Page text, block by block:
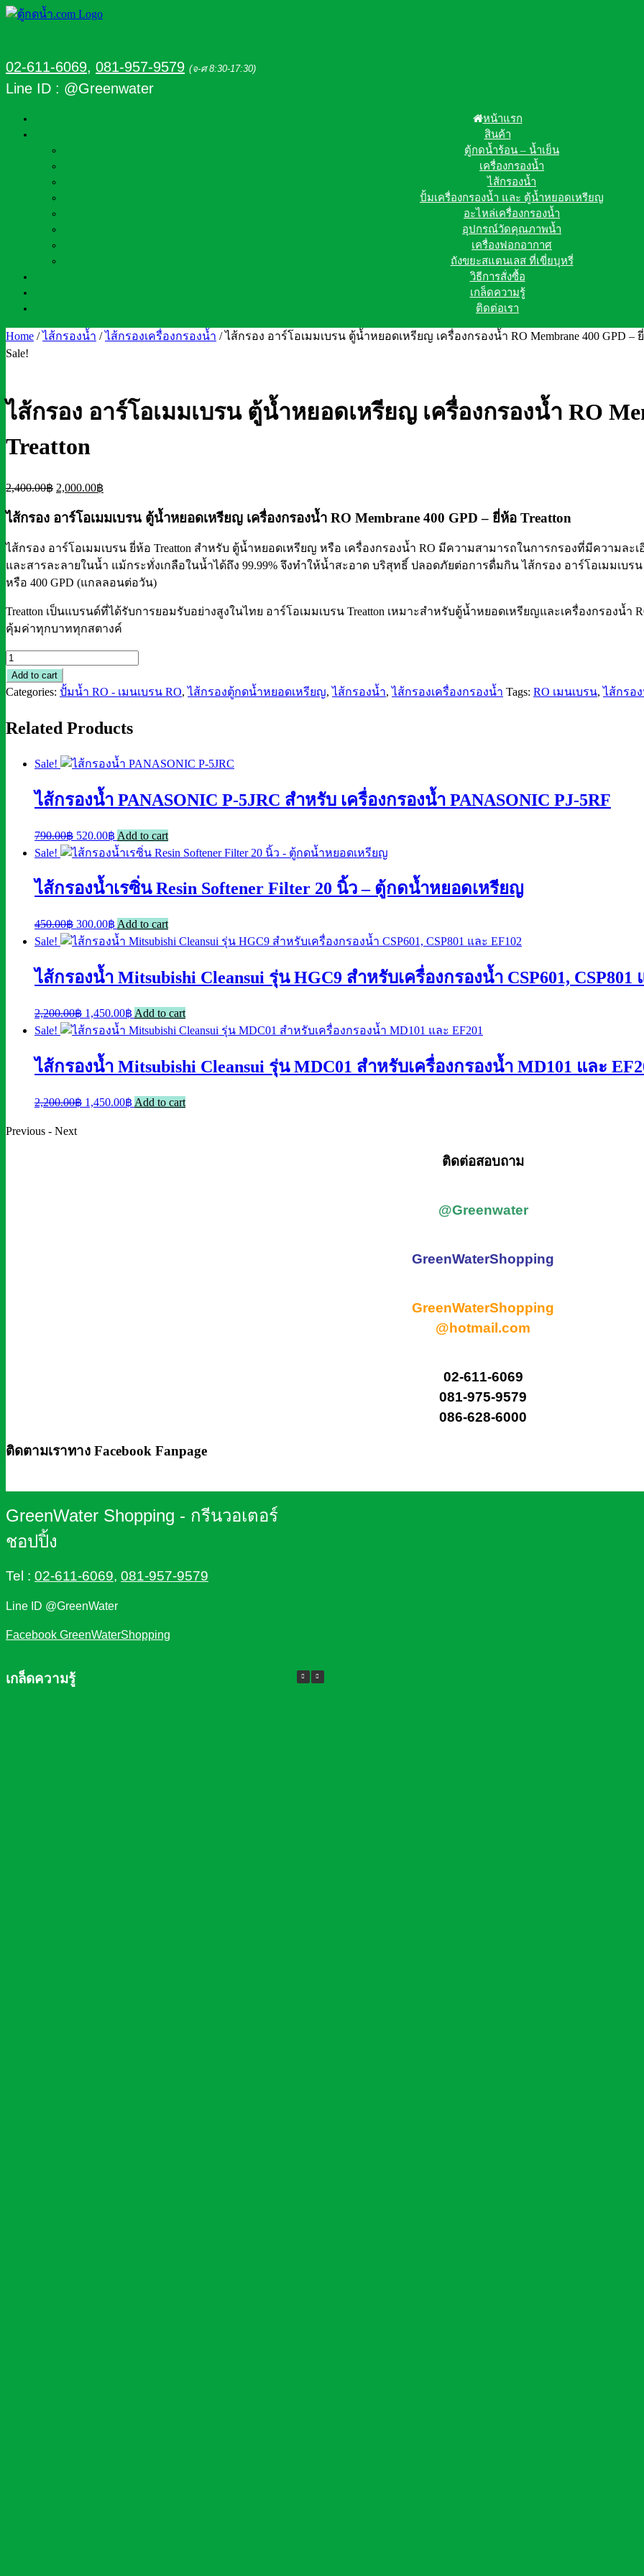
02-611-6069, 081-957-9579 (จ-ศ 8:30-17:30)
Line ID : @Greenwater
หน้าแรก
สินค้า
ตู้กดน้ำร้อน – น้ำเย็น
เครื่องกรองน้ำ
ไส้กรองน้ำ
ปั้มเครื่องกรองน้ำ และ ตู้น้ำหยอดเหรียญ
อะไหล่เครื่องกรองน้ำ
อุปกรณ์วัดคุณภาพน้ำ
เครื่องฟอกอากาศ
ถังขยะสแตนเลส ที่เขี่ยบุหรี่
วิธีการสั่งซื้อ
เกล็ดความรู้
ติดต่อเรา
Home /ไส้กรองน้ำ /ไส้กรองเครื่องกรองน้ำ / ไส้กรอง อาร์โอเมมเบรน ตู้น้ำหยอดเหรียญ เครื่องกรองน้ำ RO Membrane 400 GPD – ยี่
Sale!
ไส้กรอง อาร์โอเมมเบรน ตู้น้ำหยอดเหรียญ เครื่องกรองน้ำ RO
Treatton
2,400.00฿ Original
was:
2,400.00฿.
2,000.00฿
is:
2,000.00฿.
ไส้กรอง อาร์โอเมมเบรน ตู้น้ำหยอดเหรียญ เครื่องกรองน้ำ RO Membrane 400 GPD – ยี่ห้อ Treatton
ไส้กรอง อาร์โอเมมเบรน ยี่ห้อ Treatton สำหรับ ตู้น้ำหยอดเหรียญ หรือ เครื่องกรองน้ำ RO มีความสามารถในการกรองที่มีความละ
และสารละลายในน้ำ แม้กระทั่งเกลือในน้ำได้ถึง 99.99% จึงทำให้น้ำสะอาด บริสุทธิ์ ปลอดภัยต่อการดื่มกิน ไส้กรอง อาร์โอเมมเบรน
หรือ 400 GPD (แกลลอนต่อวัน)
Treatton เป็นแบรนด์ที่ได้รับการยอมรับอย่างสูงในไทย อาร์โอเมมเบรน Treatton เหมาะสำหรับตู้น้ำหยอดเหรียญและเครื่องกรอง
คุ้มค่าทุกบาททุกสตางค์
ไส้
กรอง
อาร์
เม
เหรียญ
quantity
Add to cart
Categories: ปั้มน้ำ RO - เมนเบรน RO,ไส้กรองตู้กดน้ำหยอดเหรียญ,ไส้กรองน้ำ,ไส้กรองเครื่องกรองน้ำ Tags: RO เมนเบรน,ไส้กรอ
Related Products
Sale!
ไส้กรองน้ำ PANASONIC P-5JRC สำหรับ เครื่องกรองน้ำ PANASONIC PJ-5RF
790.00฿ Original
price
790.00฿.
520.00฿ Current
price
520.00฿.
Add to cart
Sale!
ไส้กรองน้ำเรซิ่น Resin Softener Filter 20 นิ้ว – ตู้กดน้ำหยอดเหรียญ
450.00฿ Original
price
450.00฿.
300.00฿ Current
price
300.00฿.
Add to cart
Sale!
ไส้กรองน้ำ Mitsubishi Cleansui รุ่น HGC9 สำหรับเครื่องกรองน้ำ CSP601, CSP801
2,200.00฿ Original
price
2,200.00฿.
1,450.00฿ Current
price
1,450.00฿.
Add to cart
Sale!
ไส้กรองน้ำ Mitsubishi Cleansui รุ่น MDC01 สำหรับเครื่องกรองน้ำ MD101 และ
2,200.00฿ Original
1,450.00฿ Current
Add to cart
Previous - Next
ติดต่อสอบถาม
@Greenwater
GreenWaterShopping
GreenWaterShopping
@hotmail.com
02-611-6069
081-975-9579
086-628-6000
ติดตามเราทาง Facebook Fanpage
GreenWater Shopping - กรีนวอเตอร์
ชอปปิ้ง
Tel : 02-611-6069, 081-957-9579
Line ID @GreenWater
Facebook GreenWaterShopping
เกล็ดความรู้